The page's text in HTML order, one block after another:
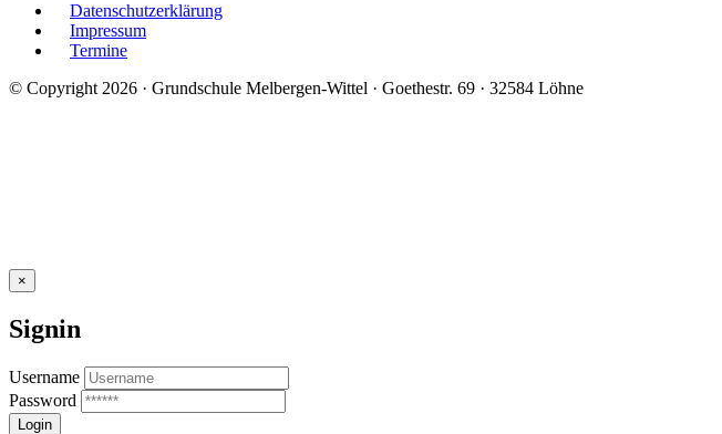
Datenschutzerklärung
Impressum
Termine
© Copyright 2026 · Grundschule Melbergen-Wittel · Goethestr. 69 · 32584 Löhne
×
Signin
Username
Password